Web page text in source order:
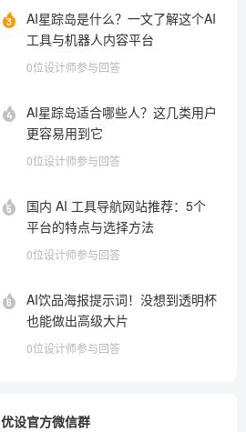
AI星踪岛是什么？一文了解这个AI
工具与机器人内容平台
0位设计师参与回答
AI星踪岛适合哪些人？这几类用户
更容易用到它
0位设计师参与回答
国内 AI 工具导航网站推荐：5个
平台的特点与选择方法
0位设计师参与回答
AI饮品海报提示词！没想到透明杯
也能做出高级大片
0位设计师参与回答
优设官方微信群